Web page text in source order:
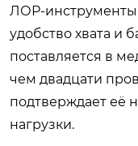
ЛОР-инструменты
удобство хвата и
поставляется в
чем двадцати
подтверждает её
нагрузки.